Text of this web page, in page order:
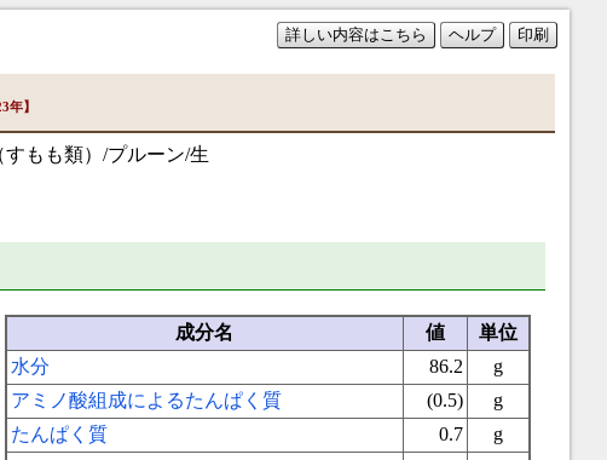
詳しい内容はこちら ヘルプ 印刷
年】
すもも類）/プルーン/生
成分名 値
単位
水分
86.2
g
アミノ酸組成によるたんぱく質
(0.5)
g
たんぱく質
0.7
g